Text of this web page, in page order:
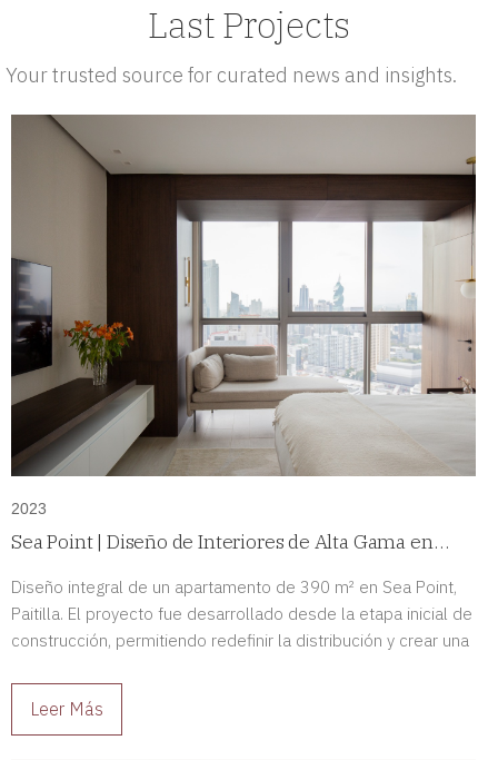
Last Projects
Your trusted source for curated news and insights.
2023
Sea Point | Diseño de Interiores de Alta Gama en
Diseño integral de un apartamento de 390 m² en Sea Point,
Paitilla. El proyecto fue desarrollado desde la etapa inicial de
construcción, permitiendo redefinir la distribución y crear una
Leer Más